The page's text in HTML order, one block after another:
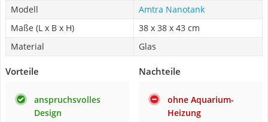
Modell
Amtra Nanotank
Maße (L x B x H)
38 x 38 x 43 cm
Material
Glas
Vorteile
anspruchsvolles
Design
Nachteile
ohne Aquarium-
Heizung